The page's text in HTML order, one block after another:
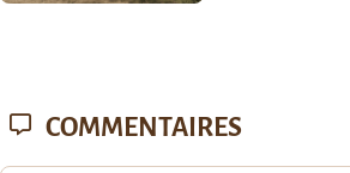
COMMENTAIRES